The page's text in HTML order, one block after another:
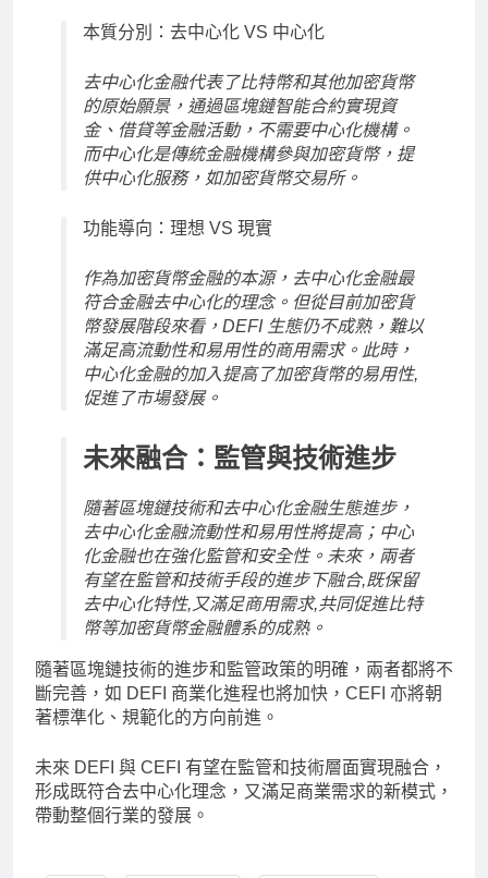
本質分別：去中心化 VS 中心化
去中心化金融代表了比特幣和其他加密貨幣
的原始願景，通過區塊鏈智能合約實現資
金、借貸等金融活動，不需要中心化機構。
而中心化是傳統金融機構參與加密貨幣，提
供中心化服務，如加密貨幣交易所。
功能導向：理想 VS 現實
作為加密貨幣金融的本源，去中心化金融最
符合金融去中心化的理念。但從目前加密貨
幣發展階段來看，DEFI 生態仍不成熟，難以
滿足高流動性和易用性的商用需求。此時，
中心化金融的加入提高了加密貨幣的易用性,
促進了市場發展。
未來融合：監管與技術進步
隨著區塊鏈技術和去中心化金融生態進步，
去中心化金融流動性和易用性將提高；中心
化金融也在強化監管和安全性。未來，兩者
有望在監管和技術手段的進步下融合,既保留
去中心化特性,又滿足商用需求,共同促進比特
幣等加密貨幣金融體系的成熟。
隨著區塊鏈技術的進步和監管政策的明確，兩者都將不
斷完善，如 DEFI 商業化進程也將加快，CEFI 亦將朝
著標準化、規範化的方向前進。
未來 DEFI 與 CEFI 有望在監管和技術層面實現融合，
形成既符合去中心化理念，又滿足商業需求的新模式，
帶動整個行業的發展。